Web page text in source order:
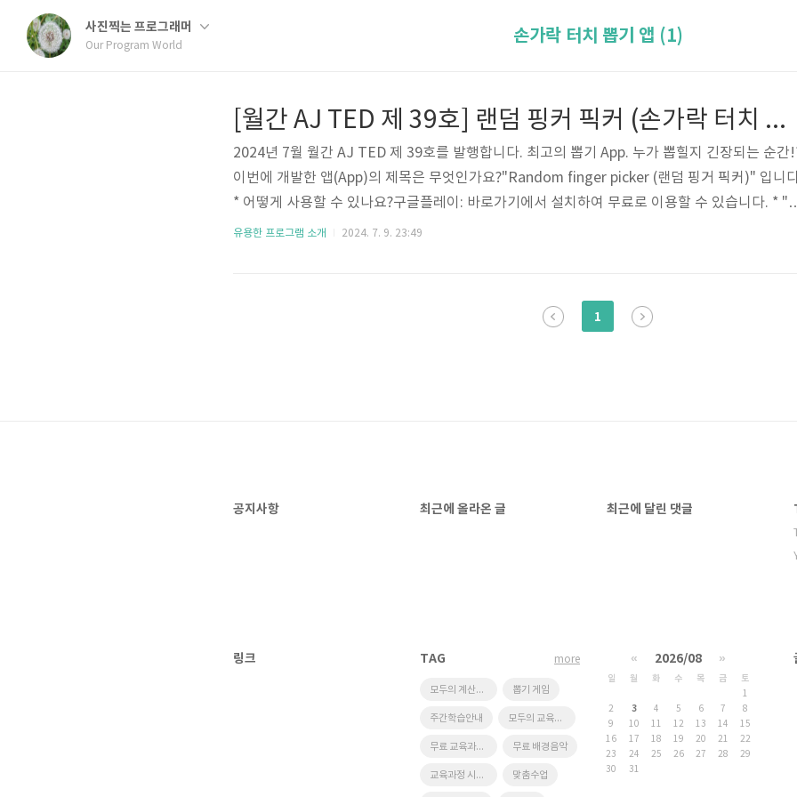
사진찍는 프로그래머
Our Program World 손가락 터치 뽑기 앱 (1)
[월간 AJ TED 제 39호] 랜덤 핑커 픽커 (손가락 터치 뽑기 앱)
2024년 7월 월간 AJ TED 제 39호를 발행합니다. 최고의 뽑기 App. 누가 뽑힐지 긴장되는 순간
이번에 개발한 앱(App)의 제목은 무엇인가요?"Random finger picker (랜덤 핑거 픽커)" 입니
* 어떻게 사용할 수 있나요?구글플레이: 바로가기에서 설치하여 무료로 이용할 수 있습니다. * "
ANDOM FINGER PICKER (랜덤 핑거 픽커) " 게임방법뽑기 , 순서 정하기 , 그룹 나누기 메뉴를
션과 함께 뽑기 성공~ 순서나누기에서는 터치한 사람들의 순서를 정해줍니다.그룹나누기에서는
유용한 프로그램 소개 2024. 7. 9. 23:49
1
공지사항 최근에 올라온 글 최근에 달린 댓글
링크 TAG
모두의 계산대장 뽑기 게임
주간학습안내 모두의 교육과정
무료 교육과정 시스템 무료 배경음악
교육과정 시스템 맞춤수업
more « 2026/08 »
일 월 화 수 목 금
토
1
2
3 4 5 6 7
8
9
10 11 12 13 14
15
16
17 18 19 20 21
22
23
24 25 26 27 28
29
30
31